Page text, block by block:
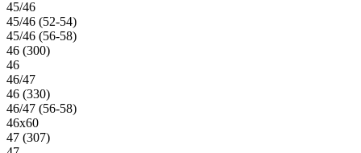
45/46
45/46 (52-54)
45/46 (56-58)
46 (300)
46
46/47
46 (330)
46/47 (56-58)
46х60
47 (307)